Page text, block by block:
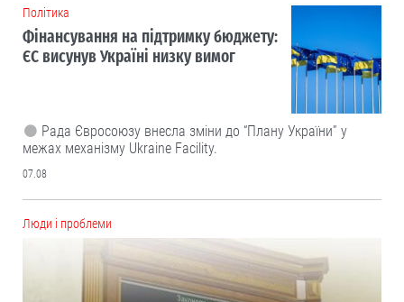
Політика
Фінансування на підтримку бюджету:
ЄС висунув Україні низку вимог
Рада Євросоюзу внесла зміни до “Плану України” у
межах механізму Ukraine Facility.
07.08
Люди і проблеми